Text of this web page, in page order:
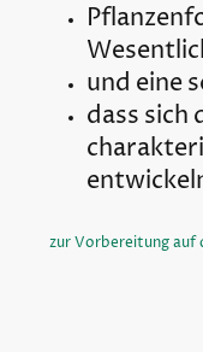
und eine
dass sich
zur Vorbereitung auf